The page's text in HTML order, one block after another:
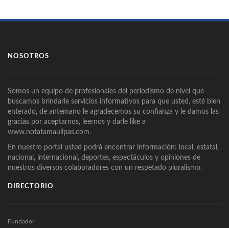
NOSOTROS
Somos un equipo de profesionales del periodismo de nivel que
buscamos brindarle servicios informativos para que usted, esté bien
enterado, de antemano le agradecemos su confianza y le damos las
gracias por aceptarnos, leernos y darle like a
www.notatamaulipas.com.
En nuestro portal usted podrá encontrar información: local, estatal,
nacional, internacional, deportes, espectáculos y opiniones de
nuestros diversos colaboradores con un respetado pluralismo.
DIRECTORIO
Fundador